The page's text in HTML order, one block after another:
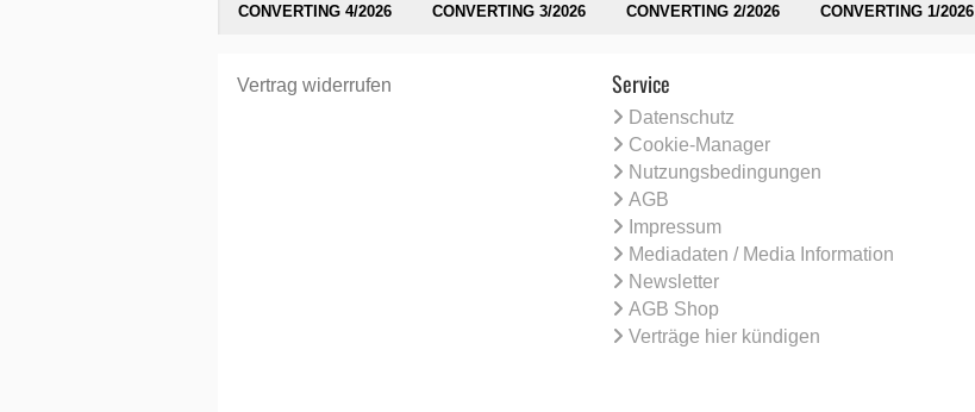
CONVERTING 4/2026
CONVERTING 3/2026
CONVERTING 2/2026
CONVERTING 1/2026
Vertrag widerrufen Service
Datenschutz
Cookie-Manager
Nutzungsbedingungen
AGB
Impressum
Mediadaten / Media Information
Newsletter
AGB Shop
Verträge hier kündigen